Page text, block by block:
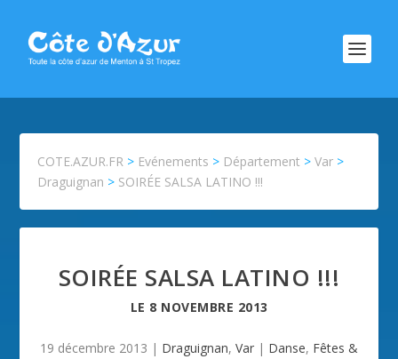
COTE.AZUR.FR > Evénements > Département >Var >
Draguignan > SOIRÉE SALSA LATINO !!!
SOIRÉE SALSA LATINO !!!
LE 8 NOVEMBRE 2013
19 décembre 2013 | Draguignan, Var | Danse, Fêtes &